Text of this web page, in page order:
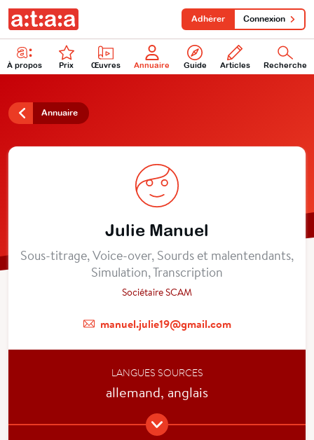
À propos Prix Œuvres Annuaire Guide Articles Recherche
Adhérer Connexion
Annuaire
Julie Manuel
Sous-titrage, Voice-over, Sourds et malentendants,
Simulation, Transcription
Sociétaire SCAM
manuel.julie19@gmail.com
LANGUES SOURCES
allemand, anglais